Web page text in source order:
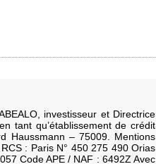
investisseur et Directrice
tant qu’établissement de crédit
Haussmann – 75009. Mentions
: Paris N° 450 275 490 Orias
Code APE / NAF : 6492Z Avec